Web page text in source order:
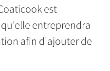
est
entreprendra
afin d'ajouter de